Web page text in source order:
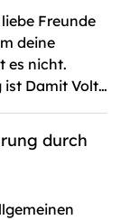
Freunde
deine
es nicht.
Damit Volt…
durch